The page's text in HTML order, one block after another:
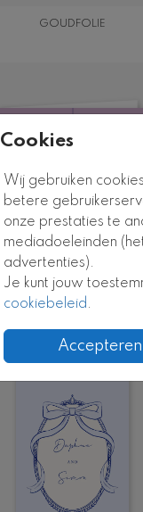
Cookies
Wij gebruiken
betere
onze prestaties te
mediadoeleinden
advertenties).
Je kunt jouw
cookiebeleid.
Accepteren
GOUDFOLIE